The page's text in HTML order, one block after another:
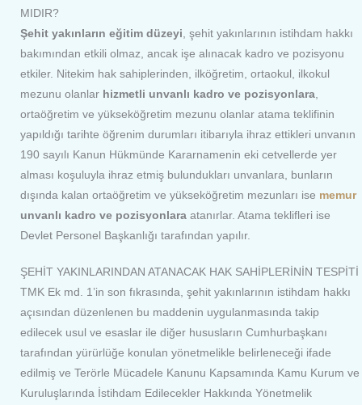
MIDIR?
Şehit yakınların eğitim düzeyi , şehit yakınlarının istihdam hakkı
bakımından etkili olmaz, ancak işe alınacak kadro ve pozisyonu
etkiler. Nitekim hak sahiplerinden, ilköğretim, ortaokul, ilkokul
mezunu olanlar hizmetli unvanlı kadro ve pozisyonlara
ortaöğretim ve yükseköğretim mezunu olanlar atama teklifinin
yapıldığı tarihte öğrenim durumları itibarıyla ihraz ettikleri unvanın
190 sayılı Kanun Hükmünde Kararnamenin eki cetvellerde yer
alması koşuluyla ihraz etmiş bulundukları unvanlara, bunların
dışında kalan ortaöğretim ve yükseköğretim mezunları ise memur
unvanlı kadro ve pozisyonlara atanırlar. Atama teklifleri ise
Devlet Personel Başkanlığı tarafından yapılır.
ŞEHİT YAKINLARINDAN ATANACAK HAK SAHİPLERİNİN TESPİTİ
TMK Ek md. 1’in son fıkrasında, şehit yakınlarının istihdam hakkı
açısından düzenlenen bu maddenin uygulanmasında takip
edilecek usul ve esaslar ile diğer hususların Cumhurbaşkanı
tarafından yürürlüğe konulan yönetmelikle belirleneceği ifade
edilmiş ve Terörle Mücadele Kanunu Kapsamında Kamu Kurum ve
Kuruluşlarında İstihdam Edilecekler Hakkında Yönetmelik